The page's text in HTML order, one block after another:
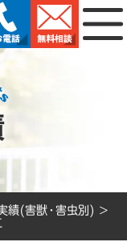
績(害獣・害虫別) >